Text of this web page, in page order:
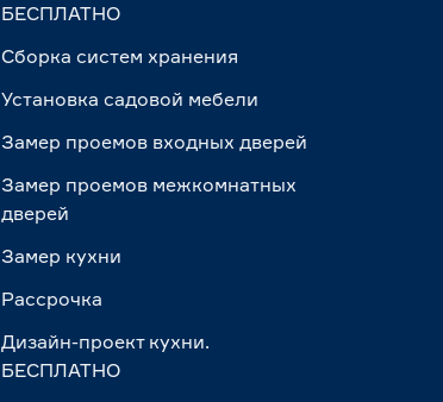
БЕСПЛАТНО
Сборка систем хранения
Установка садовой мебели
Замер проемов входных дверей
Замер проемов межкомнатных
дверей
Замер кухни
Рассрочка
Дизайн-проект кухни.
БЕСПЛАТНО